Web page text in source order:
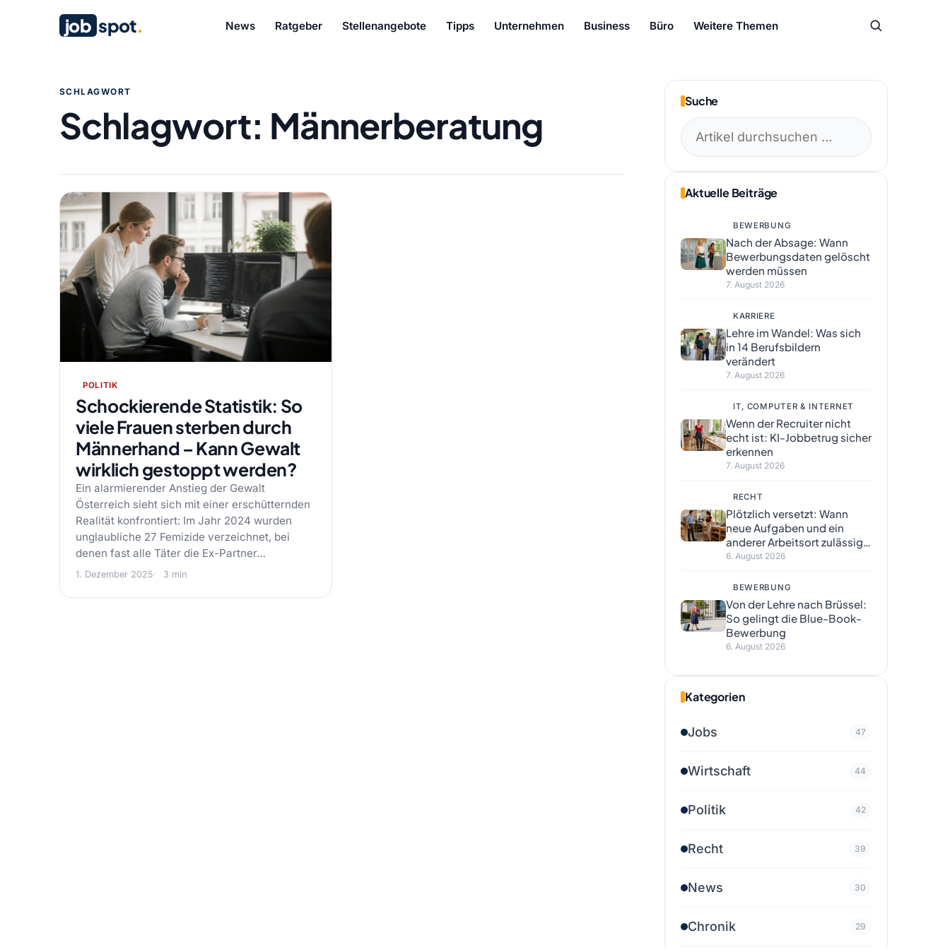
job spot. News Ratgeber Stellenangebote Tipps Unternehmen Business Büro Weitere Themen
SCHLAGWORT
Schlagwort: Männerberatung
POLITIK
Schockierende Statistik: So
viele Frauen sterben durch
Männerhand – Kann Gewalt
wirklich gestoppt werden?
Ein alarmierender Anstieg der Gewalt
Österreich sieht sich mit einer erschütternden
Realität konfrontiert: Im Jahr 2024 wurden
unglaubliche 27 Femizide verzeichnet, bei
denen fast alle Täter die Ex-Partner…
1. Dezember 2025 3 min
Suche
Aktuelle Beiträge
BEWERBUNG
Nach der Absage: Wann
Bewerbungsdaten gelöscht
werden müssen
7. August 2026
KARRIERE
Lehre im Wandel: Was sich
in 14 Berufsbildern
verändert
7. August 2026
IT, COMPUTER & INTERNET
Wenn der Recruiter nicht
echt ist: KI-Jobbetrug sicher
erkennen
7. August 2026
RECHT
Plötzlich versetzt: Wann
neue Aufgaben und ein
anderer Arbeitsort zulässig
sind
6. August 2026
BEWERBUNG
Von der Lehre nach Brüssel:
So gelingt die Blue-Book-
Bewerbung
6. August 2026
Kategorien
Jobs 47
Wirtschaft 44
Politik 42
Recht 39
News 30
Chronik 29